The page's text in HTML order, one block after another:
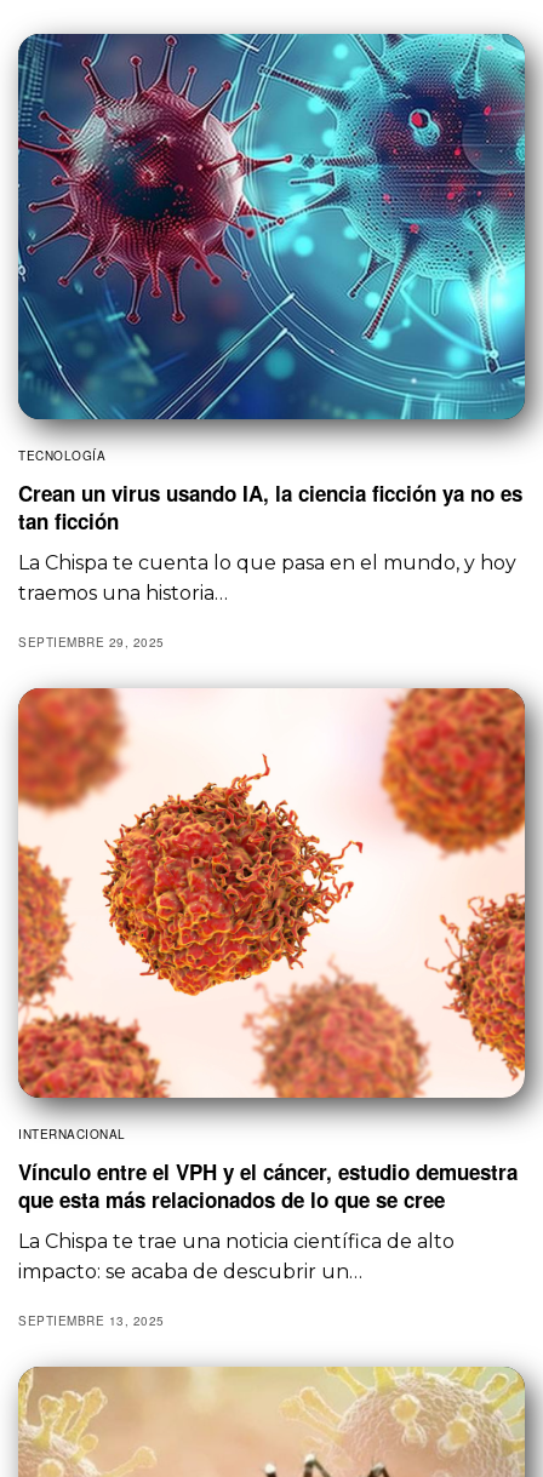
TECNOLOGÍA
Crean un virus usando IA, la ciencia ficción ya no es
tan ficción
La Chispa te cuenta lo que pasa en el mundo, y hoy
traemos una historia…
SEPTIEMBRE 29, 2025
INTERNACIONAL
Vínculo entre el VPH y el cáncer, estudio demuestra
que esta más relacionados de lo que se cree
La Chispa te trae una noticia científica de alto
impacto: se acaba de descubrir un…
SEPTIEMBRE 13, 2025